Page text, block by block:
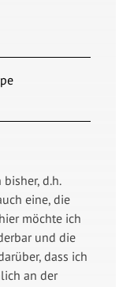
d.h.
eine, die
möchte ich
und die
dass ich
an der